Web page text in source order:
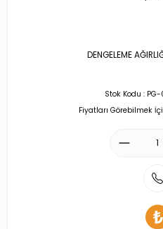
DENGELEME
Stok Kodu :
Fiyatları Görebilmek